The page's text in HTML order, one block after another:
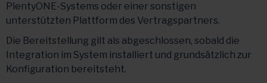
PlentyONE-Systems oder einer sonstigen
unterstützten Plattform des Vertragspartners.
Die Bereitstellung gilt als abgeschlossen, sobald die
Integration im System installiert und grundsätzlich zur
Konfiguration bereitsteht.